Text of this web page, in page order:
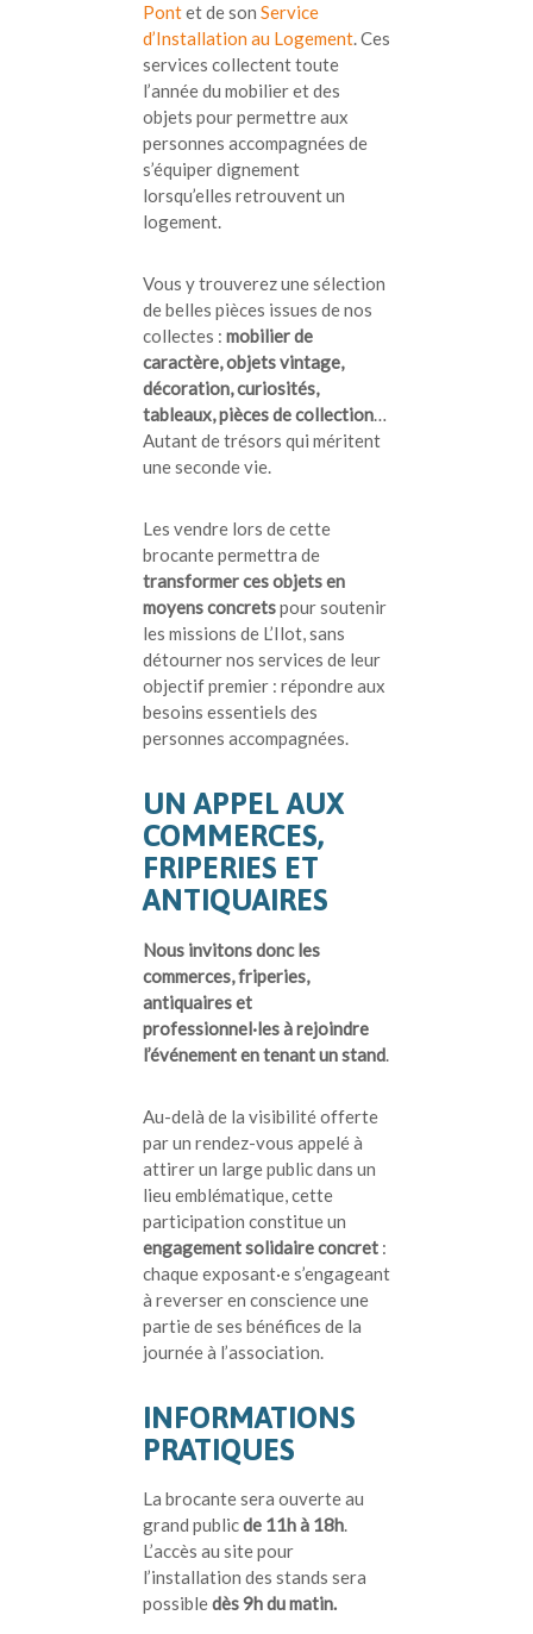
Pontet de son Service
d’Installation au Logement. Ces
services collectent toute
l’année du mobilier et des
objets pour permettre aux
personnes accompagnées de
s’équiper dignement
lorsqu’elles retrouvent un
logement.
Vous y trouverez une sélection
de belles pièces issues de nos
collectes : mobilier de
caractère, objets vintage,
décoration, curiosités,
tableaux, pièces de collection…
Autant de trésors qui méritent
une seconde vie.
Les vendre lors de cette
brocante permettra de
transformer ces objets en
moyens concretspour soutenir
les missions de L’Ilot, sans
détourner nos services de leur
objectif premier : répondre aux
besoins essentiels des
personnes accompagnées.
UN APPEL AUX
COMMERCES,
FRIPERIES ET
ANTIQUAIRES
Nous invitons donc les
commerces, friperies,
antiquaires et
professionnel·les à rejoindre
l’événement en tenant un stand.
Au-delà de la visibilité offerte
par un rendez-vous appelé à
attirer un large public dans un
lieu emblématique, cette
participation constitue un
engagement solidaire concret :
chaque exposant·e s’engageant
à reverser en conscience une
partie de ses bénéfices de la
journée à l’association.
INFORMATIONS
PRATIQUES
La brocante sera ouverte au
grand publicde 11h à 18h.
L’accès au site pour
l’installation des stands sera
possibledès 9h du matin.